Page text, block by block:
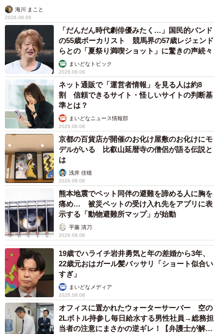
海川 まこと
2026.08.09
「だんだん時代劇俳優みたく…」国民的バンド
の55歳ボーカリスト 競馬界の57歳レジェンド
らとの「夏祭り満喫ショット」に驚きの声続々
まいどなトピック
2026.08.08
ネット通販で「運営者情報」を見る人は約8
割 信頼できるサイト・怪しいサイトの判断基
準とは？
まいどなニュース情報部
2026.08.08
京都の百貨店が開催のお化け屋敷のお化けにモ
デルがいる 比叡山延暦寺の僧侶が語る伝説と
は
浅井 佳穂
2026.08.08
熊本地震でペット同伴の避難を諦める人に胸を
痛め… 被災ペットの受け入れ先をアプリに表
示する「動物避難所マップ」が始動
平藤 清刀
2026.08.08
19歳でハライチ岩井勇気と年の差婚から3年、
22歳元おはガール髪バッサリ「ショート似合い
すぎ」
まいどなメディア
2026.08.08
オフィスに置かれたウォーターサーバー 空の
2Lボトル持参し毎日給水する男性社員→総務担
当者の注意にまさかの逆ギレ！【弁護士が解